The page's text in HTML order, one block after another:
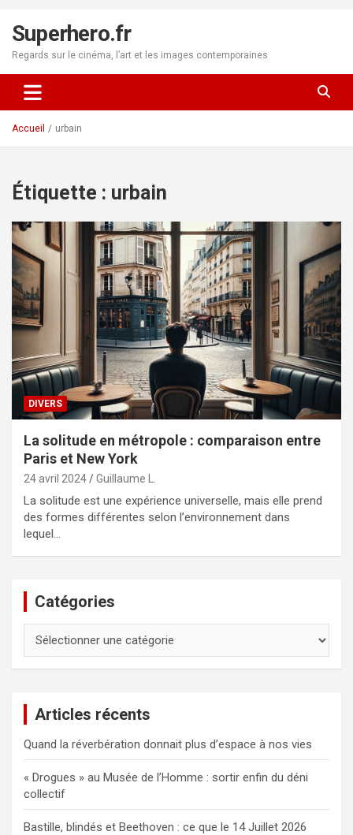
contenu
Superhero.fr
Regards sur le cinéma, l’art et les images contemporaines
Accueil urbain
Étiquette : urbain
DIVERS
La solitude en métropole : comparaison entre
Paris et New York
24 avril 2024 Guillaume L.
La solitude est une expérience universelle, mais elle prend
des formes différentes selon l’environnement dans
lequel…
Catégories
Articles récents
Quand la réverbération donnait plus d’espace à nos vies
« Drogues » au Musée de l’Homme : sortir enfin du déni
collectif
Bastille, blindés et Beethoven : ce que le 14 Juillet 2026